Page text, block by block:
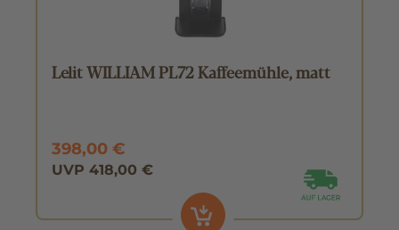
Lelit WILLIAM PL72 Kaffeemühle, matt
398,00 €
UVP 418,00 €